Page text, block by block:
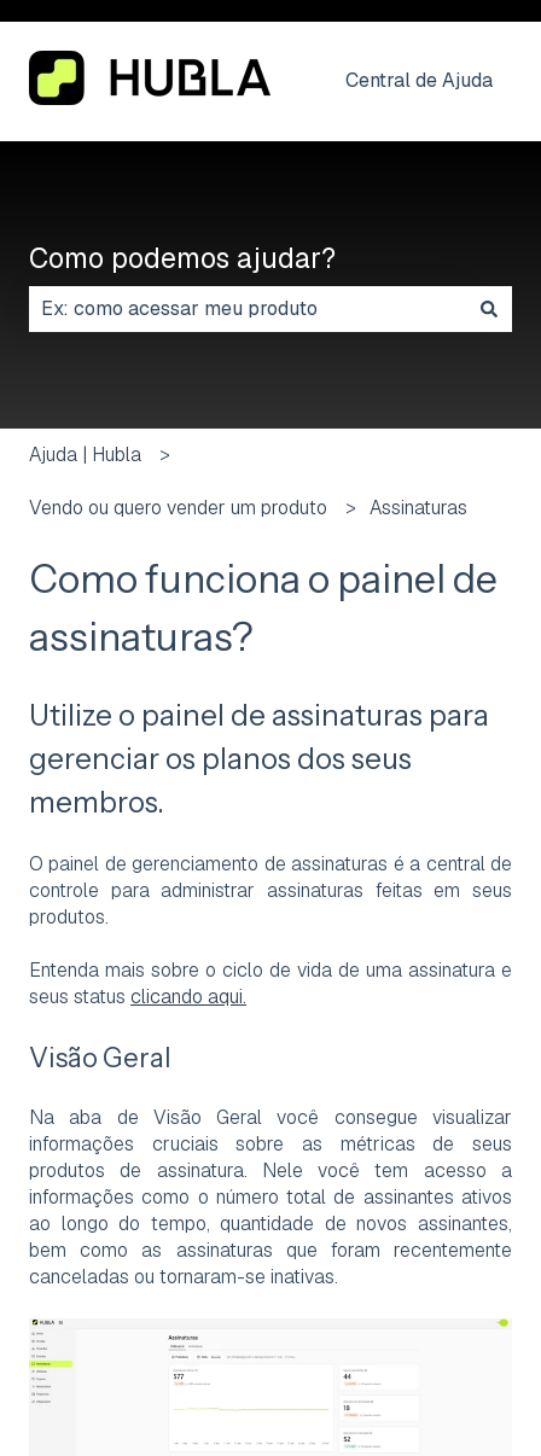
Central de Ajuda
Como podemos ajudar?
Ajuda | Hubla
Vendo ou quero vender um produto Assinaturas
Como funciona o painel de
assinaturas?
Utilize o painel de assinaturas para
gerenciar os planos dos seus
membros.
O painel de gerenciamento de assinaturas é a central de
controle para administrar assinaturas feitas em seus
produtos.
Entenda mais sobre o ciclo de vida de uma assinatura e
seus status clicando aqui.
Visão Geral
Na aba de Visão Geral você consegue visualizar
informações cruciais sobre as métricas de seus
produtos de assinatura. Nele você tem acesso a
informações como o número total de assinantes ativos
ao longo do tempo, quantidade de novos assinantes,
bem como as assinaturas que foram recentemente
canceladas ou tornaram-se inativas.